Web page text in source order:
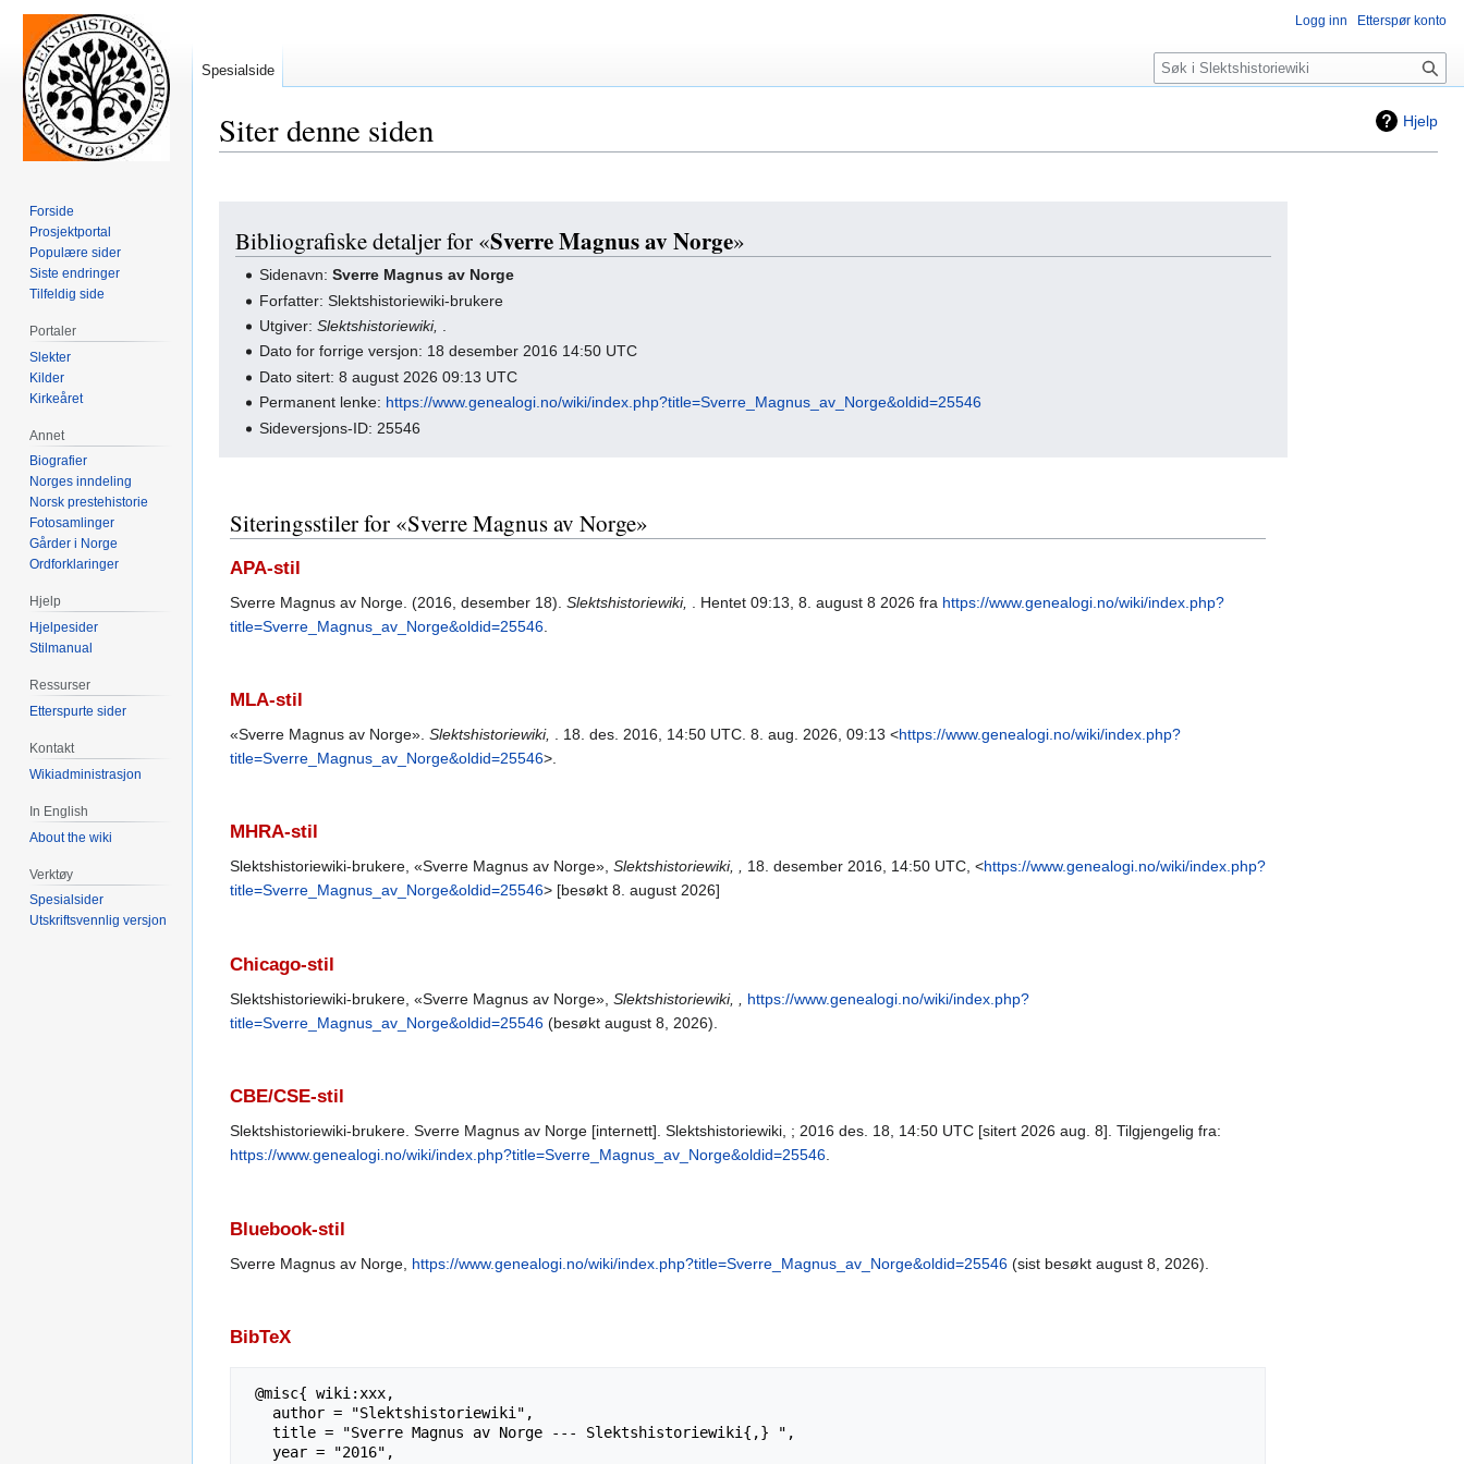
Hjelp
Siter denne siden
navigering
søk
Bibliografiske detaljer for «Sverre Magnus av Norge»
Sidenavn:Sverre Magnus av Norge
Forfatter: Slektshistoriewiki-brukere
Utgiver:Slektshistoriewiki,
Dato for forrige versjon: 18 desember 2016 14:50 UTC
Dato sitert: 8 august 2026 09:13 UTC
Permanent lenke: https://www.genealogi.no/wiki/index.php?title=Sverre_Magnus_av_Norge&oldid=25546
Sideversjons-ID: 25546
Siteringsstiler for «Sverre Magnus av Norge»
APA-stil
Sverre Magnus av Norge. (2016, desember 18). Slektshistoriewiki, . Hentet 09:13, 8. august 8 2026 fra https://www.genealogi.no/wiki/index.php?
title=Sverre_Magnus_av_Norge&oldid=25546
MLA-stil
«Sverre Magnus av Norge». Slektshistoriewiki, . 18. des. 2016, 14:50 UTC. 8. aug. 2026, 09:13 <https://www.genealogi.no/wiki/index.php?
title=Sverre_Magnus_av_Norge&oldid=25546>.
MHRA-stil
Slektshistoriewiki-brukere, «Sverre Magnus av Norge», Slektshistoriewiki, , 18. desember 2016, 14:50 UTC, <https://www.genealogi.no/wiki/index.php?
title=Sverre_Magnus_av_Norge&oldid=25546> [besøkt 8. august 2026]
Chicago-stil
Slektshistoriewiki-brukere, «Sverre Magnus av Norge», Slektshistoriewiki, ,
https://www.genealogi.no/wiki/index.php?
title=Sverre_Magnus_av_Norge&oldid=25546 (besøkt august 8, 2026).
CBE/CSE-stil
Slektshistoriewiki-brukere. Sverre Magnus av Norge [internett]. Slektshistoriewiki, ; 2016 des. 18, 14:50 UTC [sitert 2026 aug. 8]. Tilgjengelig fra:
https://www.genealogi.no/wiki/index.php?title=Sverre_Magnus_av_Norge&oldid=25546
Bluebook-stil
Sverre Magnus av Norge, https://www.genealogi.no/wiki/index.php?title=Sverre_Magnus_av_Norge&oldid=25546 (sist besøkt august 8, 2026).
BibTeX
Logg inn Etterspør konto
Spesialside
Søk
Forside
Prosjektportal
Populære sider
Siste endringer
Tilfeldig side
Portaler
Slekter
Kilder
Kirkeåret
Annet
Biografier
Norges inndeling
Norsk prestehistorie
Fotosamlinger
Gårder i Norge
Ordforklaringer
Hjelp
Hjelpesider
Stilmanual
Ressurser
Etterspurte sider
Kontakt
Wikiadministrasjon
In English
About the wiki
Verktøy
Spesialsider
Utskriftsvennlig versjon